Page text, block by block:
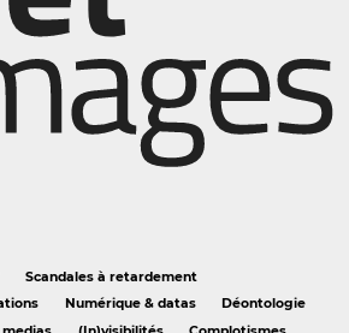
Scandales à retardement
Numérique & datas
Déontologie